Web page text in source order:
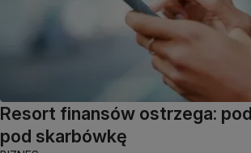
Resort finansów ostrzega:
pod skarbówkę